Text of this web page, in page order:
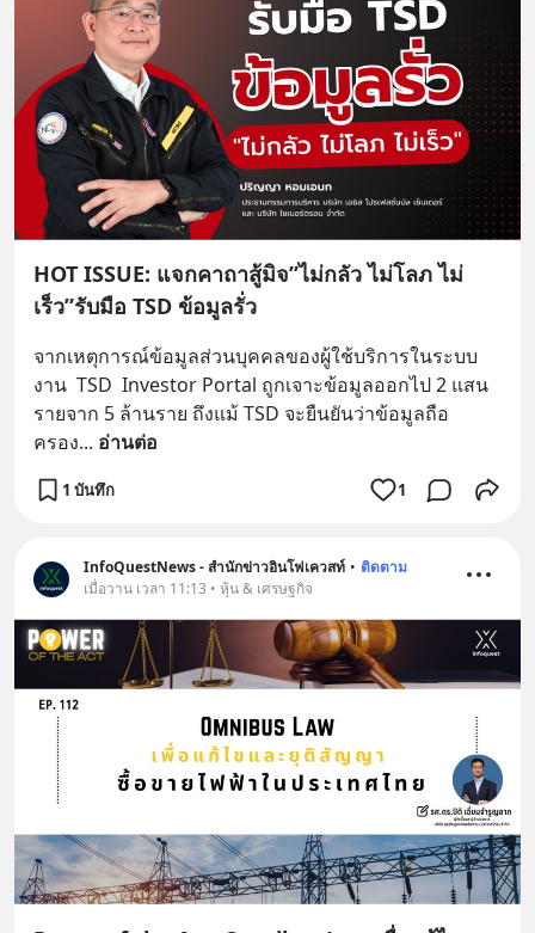
HOT ISSUE: แจกคาถาสู้มิจ”ไม่กลัว ไม่โลภ ไม่
เร็ว”รับมือ TSD ข้อมูลรั่ว
จากเหตุการณ์ข้อมูลส่วนบุคคลของผู้ใช้บริการในระบบ
งาน  TSD  Investor Portal ถูกเจาะข้อมูลออกไป 2 แสน
รายจาก 5 ล้านราย ถึงแม้ TSD จะยืนยันว่าข้อมูลถือ
ครอง... อ่านต่อ
1 บันทึก 1
InfoQuestNews - สำนักข่าวอินโฟเควสท์ • ติดตาม
เมื่อวาน เวลา 11:13 • หุ้น & เศรษฐกิจ